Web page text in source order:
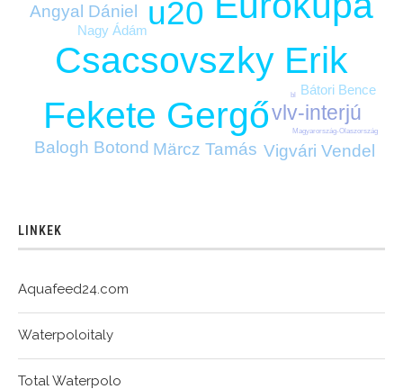
Csacsovszky Erik
Fekete Gergő
u20
vlv-interjú
Angyal Dániel
Balogh Botond Märcz Tamás Vigvári Vendel
Bátori Bence
Nagy Ádám
bl
Magyarország-Olaszország
LINKEK
Aquafeed24.com
Waterpoloitaly
Total Waterpolo